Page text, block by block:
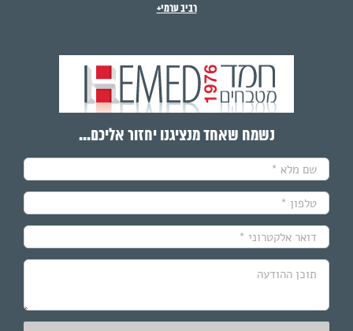
רביב ערמי+
נשמח שאחד מנציגנו יחזור אליכם...